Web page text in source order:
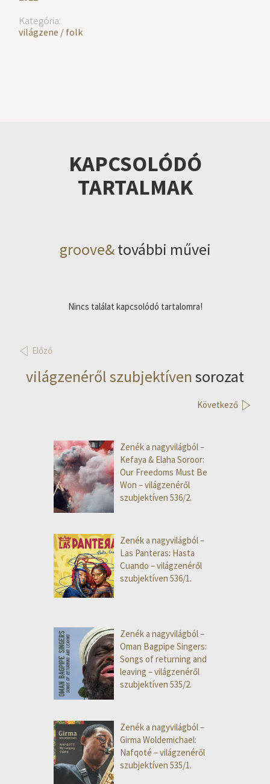
Kategória:
világzene / folk
KAPCSOLÓDÓ
TARTALMAK
groove&további művei
Nincs találat kapcsolódó tartalomra!
Előző
világzenéről szubjektívensorozat
Következő
Zenék a nagyvilágból –
Kefaya & Elaha Soroor:
Our Freedoms Must Be
Won – világzenéről
szubjektíven 536/2.
Zenék a nagyvilágból –
Las Panteras: Hasta
Cuando – világzenéről
szubjektíven 536/1.
Zenék a nagyvilágból –
Oman Bagpipe Singers:
Songs of returning and
leaving – világzenéről
szubjektíven 535/2.
Zenék a nagyvilágból –
Girma Woldemichael:
Nafqoté – világzenéről
szubjektíven 535/1.